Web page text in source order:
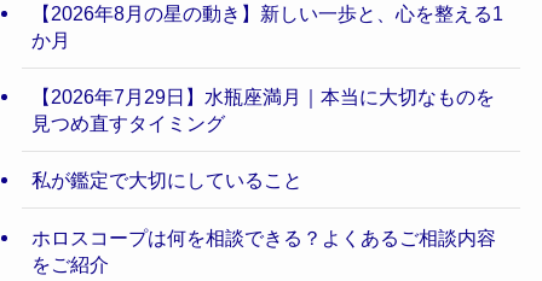
【2026年8月の星の動き】新しい一歩と、心を整える1
か月
【2026年7月29日】水瓶座満月｜本当に大切なものを
見つめ直すタイミング
私が鑑定で大切にしていること
ホロスコープは何を相談できる？よくあるご相談内容
をご紹介